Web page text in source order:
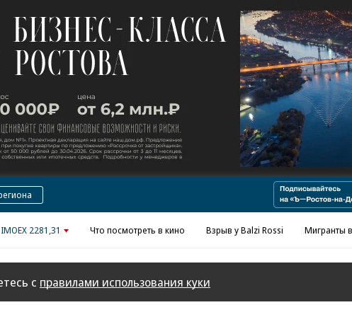
Реклама в «Ъ» www.kommersant.ru/ad
IMOEX 2281,31 Что посмотреть в кино Взрыв у Balzi Rossi Мигранты
с правилами использования куки